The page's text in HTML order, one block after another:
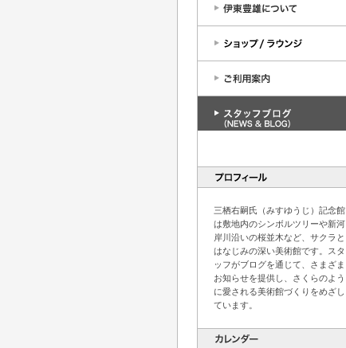
三栖右嗣氏（みすゆうじ）記念館
は敷地内のシンボルツリーや新河
岸川沿いの桜並木など、サクラと
はなじみの深い美術館です。スタ
ッフがブログを通じて、さまざま
お知らせを提供し、さくらのよう
に愛される美術館づくりをめざし
ています。